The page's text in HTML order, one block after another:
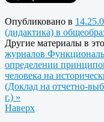
Опубликовано в
(дидактика) в
Другие материалы в
журналов
определении
человека на
(Доклад на отчетно-
г.) »
Наверх